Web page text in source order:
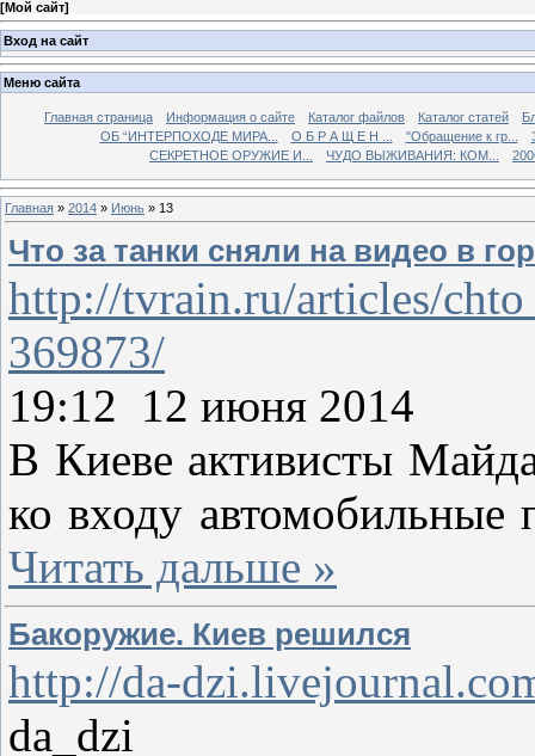
[Мой сайт]
Вход на сайт
Меню сайта
Главная страница Информация о сайте Каталог файлов Каталог статей
ОБ “ИНТЕРПОХОДЕ МИРА...
О Б Р А Щ Е Н ... "Обращение к гр...
СЕКРЕТНОЕ ОРУЖИЕ И...
ЧУДО ВЫЖИВАНИЯ: КОМ...
Главная » 2014 » Июнь » 13
Что за танки сняли на видео в
http://tvrain.ru/articles/
369873/
19:12 12 июня 2014
В Киеве активисты
ко входу
Читать дальше »
Бакоружие. Киев решился
http://da-
da_dzi